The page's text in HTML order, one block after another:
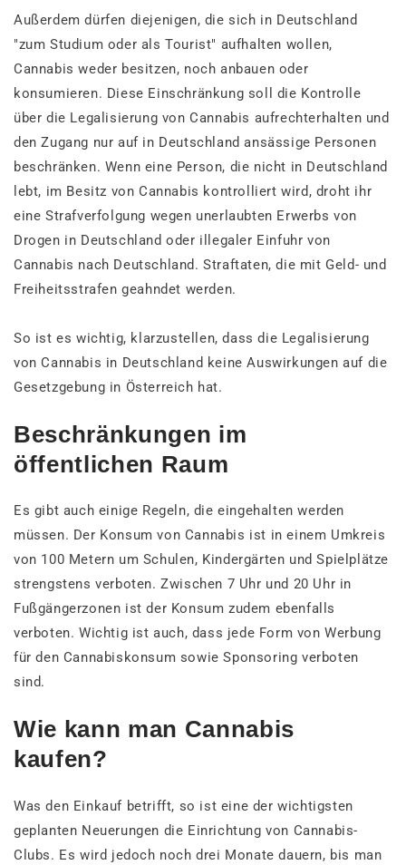
Außerdem dürfen diejenigen, die sich in Deutschland
"zum Studium oder als Tourist" aufhalten wollen,
Cannabis weder besitzen, noch anbauen oder
konsumieren. Diese Einschränkung soll die Kontrolle
über die Legalisierung von Cannabis aufrechterhalten und
den Zugang nur auf in Deutschland ansässige Personen
beschränken. Wenn eine Person, die nicht in Deutschland
lebt, im Besitz von Cannabis kontrolliert wird, droht ihr
eine Strafverfolgung wegen unerlaubten Erwerbs von
Drogen in Deutschland oder illegaler Einfuhr von
Cannabis nach Deutschland. Straftaten, die mit Geld- und
Freiheitsstrafen geahndet werden.
So ist es wichtig, klarzustellen, dass die Legalisierung
von Cannabis in Deutschland keine Auswirkungen auf die
Gesetzgebung in Österreich hat.
Beschränkungen im
öffentlichen Raum
Es gibt auch einige Regeln, die eingehalten werden
müssen. Der Konsum von Cannabis ist in einem Umkreis
von 100 Metern um Schulen, Kindergärten und Spielplätze
strengstens verboten. Zwischen 7 Uhr und 20 Uhr in
Fußgängerzonen ist der Konsum zudem ebenfalls
verboten. Wichtig ist auch, dass jede Form von Werbung
für den Cannabiskonsum sowie Sponsoring verboten
sind.
Wie kann man Cannabis
kaufen?
Was den Einkauf betrifft, so ist eine der wichtigsten
geplanten Neuerungen die Einrichtung von Cannabis-
Clubs. Es wird jedoch noch drei Monate dauern, bis man